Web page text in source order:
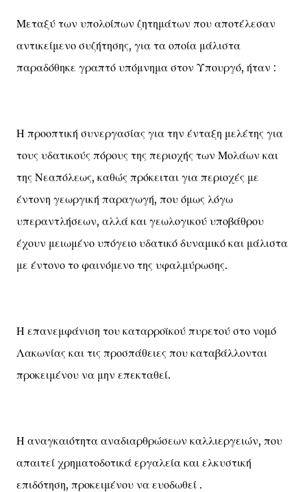
Μεταξύ των υπολοίπων ζητημάτων που αποτέλεσαν
αντικείμενο συζήτησης, για τα οποία μάλιστα
παραδόθηκε γραπτό υπόμνημα στον Υπουργό, ήταν :
Η προοπτική συνεργασίας για την ένταξη μελέτης για
τους υδατικούς πόρους της περιοχής των Μολάων και
της Νεαπόλεως, καθώς πρόκειται για περιοχές με
έντονη γεωργική παραγωγή, που όμως λόγω
υπεραντλήσεων, αλλά και γεωλογικού υποβάθρου
έχουν μειωμένο υπόγειο υδατικό δυναμικό και μάλιστα
με έντονο το φαινόμενο της υφαλμύρωσης.
Η επανεμφάνιση του καταρροϊκού πυρετού στο νομό
Λακωνίας και τις προσπάθειες που καταβάλλονται
προκειμένου να μην επεκταθεί.
Η αναγκαιότητα αναδιαρθρώσεων καλλιεργειών, που
απαιτεί χρηματοδοτικά εργαλεία και ελκυστική
επιδότηση, προκειμένου να ευοδωθεί .